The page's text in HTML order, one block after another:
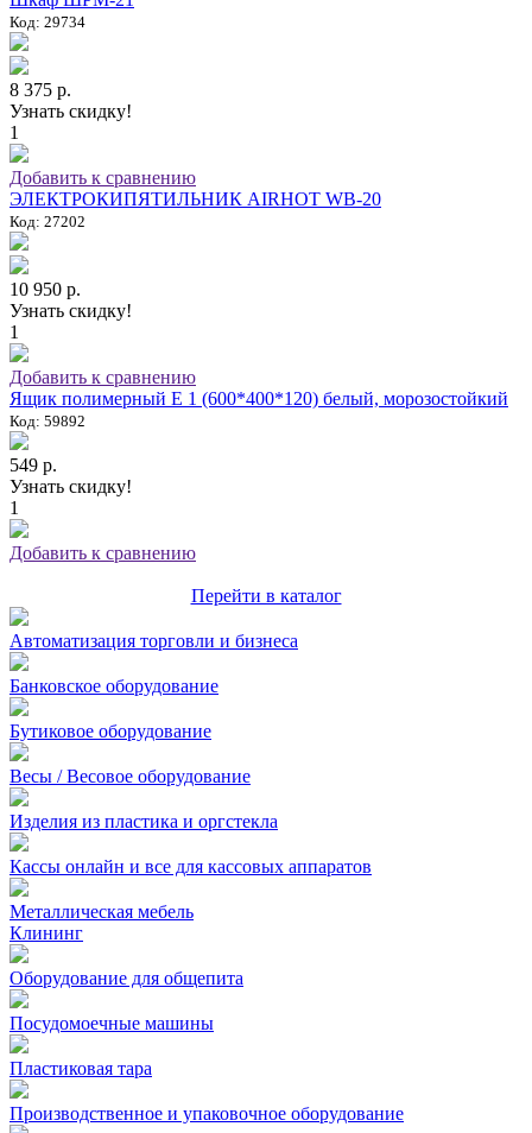
Код: 29734
8 375 р.
Узнать скидку!
1
Добавить к сравнению
ЭЛЕКТРОКИПЯТИЛЬНИК AIRHOT WB-20
Код: 27202
10 950 р.
Узнать скидку!
1
Добавить к сравнению
Ящик полимерный E 1 (600*400*120) белый, морозостойкий
Код: 59892
549 р.
Узнать скидку!
1
Добавить к сравнению
Перейти в каталог
Автоматизация торговли и бизнеса
Банковское оборудование
Бутиковое оборудование
Весы / Весовое оборудование
Изделия из пластика и оргстекла
Кассы онлайн и все для кассовых аппаратов
Металлическая мебель
Клининг
Оборудование для общепита
Посудомоечные машины
Пластиковая тара
Производственное и упаковочное оборудование